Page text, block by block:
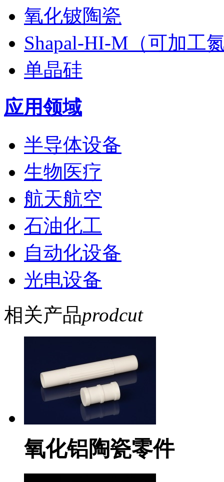
氧化铍陶瓷
Shapal-HI-M（可加工
单晶硅
应用领域
半导体设备
生物医疗
航天航空
石油化工
自动化设备
光电设备
相关产品prodcut
氧化铝陶瓷零件